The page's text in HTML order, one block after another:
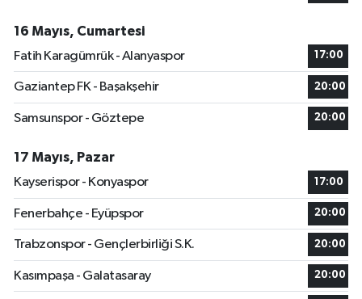
16 Mayıs, Cumartesi
Fatih Karagümrük - Alanyaspor
17:00
Gaziantep FK - Başakşehir 20:00
Samsunspor - Göztepe 20:00
17 Mayıs, Pazar
Kayserispor - Konyaspor
17:00
Fenerbahçe - Eyüpspor 20:00
Trabzonspor - Gençlerbirliği S.K. 20:00
Kasımpaşa - Galatasaray 20:00